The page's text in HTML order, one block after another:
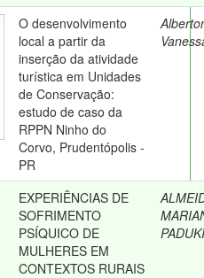
O desenvolvimento
local a partir da
inserção da atividade
turística em Unidades
de Conservação:
estudo de caso da
RPPN Ninho do
Corvo, Prudentópolis -
PR
EXPERIÊNCIAS DE
SOFRIMENTO
PSÍQUICO DE
MULHERES EM
CONTEXTOS RURAIS